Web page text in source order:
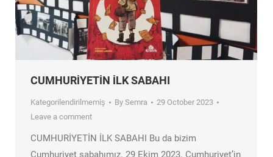
CUMHURİYETİN İLK SABAHI
Kategorilendirilmemiş By Semra
29 October 2023
Leave a comment
CUMHURİYETİN İLK SABAHI Bu da bizim
Cumhuriyet sabahımız. 29 Ekim 2023. Cumhuriyet’in